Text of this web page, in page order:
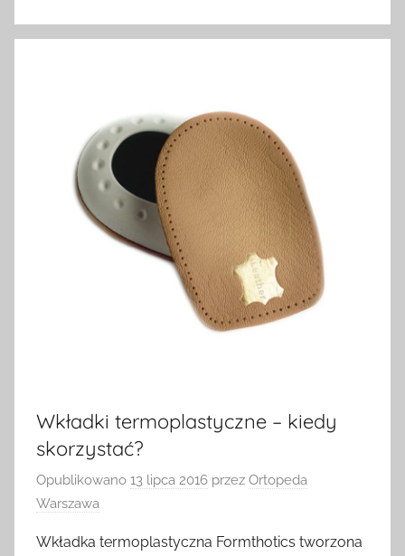
Wkładki termoplastyczne – kiedy
skorzystać?
Opublikowano 13 lipca 2016 przez Ortopeda
Warszawa
Wkładka termoplastyczna Formthotics tworzona